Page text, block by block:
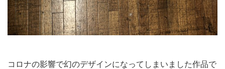
コロナの影響で幻のデザインになってしまいました作品で